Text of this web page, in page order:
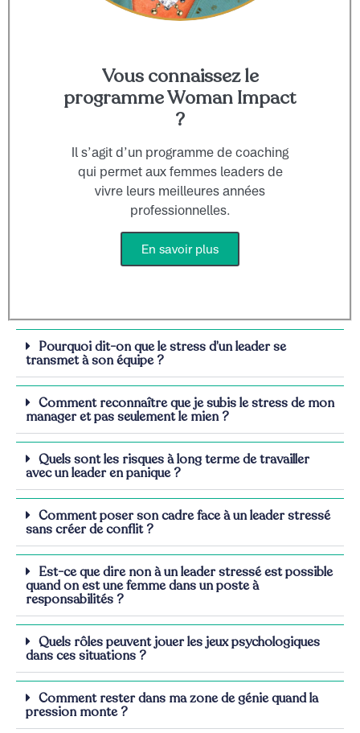
Vous connaissez le
programme Woman Impact
?
Il s’agit d’un programme de coaching
qui permet aux femmes leaders de
vivre leurs meilleures années
professionnelles.
En savoir plus
Pourquoi dit-on que le stress d’un leader se
transmet à son équipe ?
Comment reconnaître que je subis le stress de mon
manager et pas seulement le mien ?
Quels sont les risques à long terme de travailler
avec un leader en panique ?
Comment poser son cadre face à un leader stressé
sans créer de conflit ?
Est-ce que dire non à un leader stressé est possible
quand on est une femme dans un poste à
responsabilités ?
Quels rôles peuvent jouer les jeux psychologiques
dans ces situations ?
Comment rester dans ma zone de génie quand la
pression monte ?